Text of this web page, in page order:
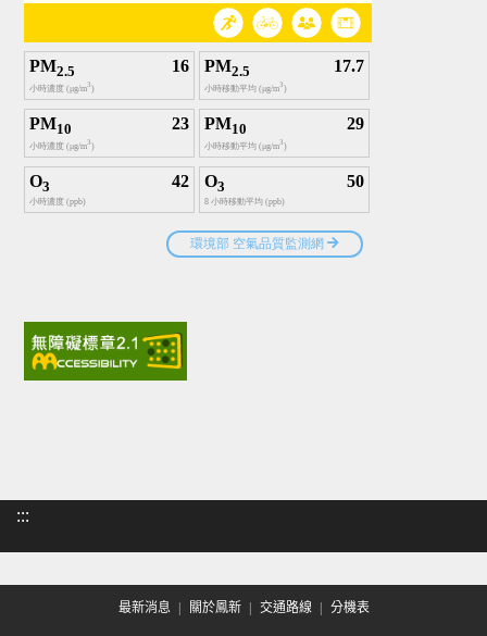
:::
最新消息 關於鳳新 交通路線 分機表